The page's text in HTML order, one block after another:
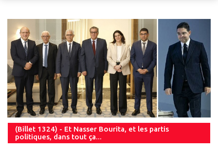
(Billet 1324) - Et Nasser Bourita, et les partis
politiques, dans tout ça...